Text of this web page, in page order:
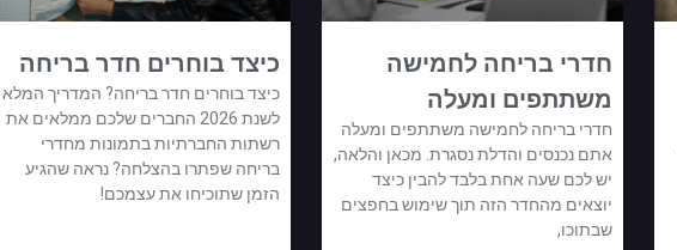
חדרי בריחה לחמישה
משתתפים ומעלה
חדרי בריחה לחמישה משתתפים ומעלה
אתם נכנסים והדלת נסגרת. מכאן והלאה,
יש לכם שעה אחת בלבד להבין כיצד
יוצאים מהחדר הזה תוך שימוש בחפצים
שבתוכו,
כיצד בוחרים חדר בריחה
כיצד בוחרים חדר בריחה? המדריך המלא
לשנת 2026 החברים שלכם ממלאים את
רשתות החברתיות בתמונות מחדרי
בריחה שפתרו בהצלחה? נראה שהגיע
הזמן שתוכיחו את עצמכם!